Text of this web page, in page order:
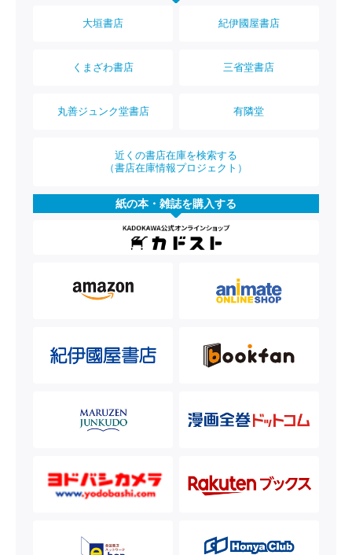
大垣書店 紀伊國屋書店
くまざわ書店 三省堂書店
丸善ジュンク堂書店 有隣堂
近くの書店在庫を検索する
（書店在庫情報プロジェクト）
紙の本・雑誌を購入する